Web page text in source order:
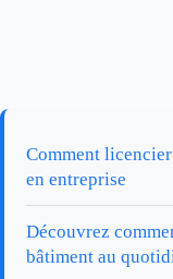
Comment
en entreprise
Découvrez
bâtiment au